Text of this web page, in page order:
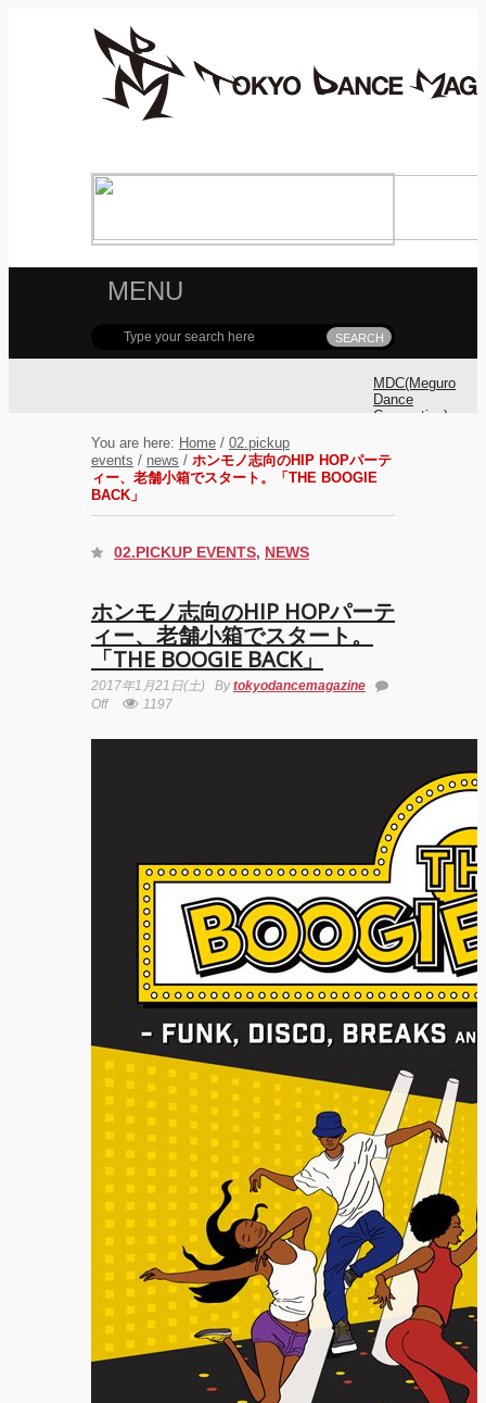
MENU
MDC(Meguro
Dance
Connection)
ー募集！
Dance
YOKO
&小栗
演！
KAAT
神奈川
芸術劇
場『未
練の幽
霊と怪
物
―「珊
瑚」
「円山
町」
“心が動く瞬
間”を集めて。
120人で過去最
高に挑むダン
ス公演
『ANTENNA』
Produced by
YOH UENO
梅田宏明＋
Somatic
Field
Project ダ
ンス公演
「動態 ‒
sensorial」
You are here: Home / 02.pickup
events / news / ホンモノ志向のHIP HOPパーテ
ィー、老舗小箱でスタート。「THE BOOGIE
BACK」
02.PICKUP EVENTS, NEWS
ホンモノ志向のHIP HOPパーテ
ィー、老舗小箱でスタート。
「THE BOOGIE BACK」
2017年1月21日(土) Bytokyodancemagazine
Off
1197